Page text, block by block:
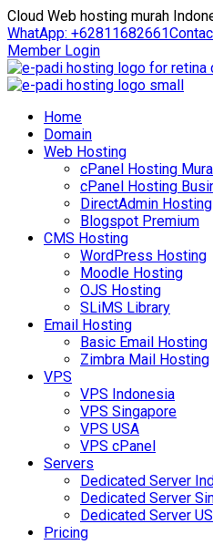
Cloud Web hosting murah
WhatApp: +62811682661
Member Login
Home
Domain
Web Hosting
cPanel Hosting
cPanel Hosting
DirectAdmin Hosting
Blogspot Premium
CMS Hosting
WordPress Hosting
Moodle Hosting
OJS Hosting
SLiMS Library
Email Hosting
Basic Email Hosting
Zimbra Mail Hosting
VPS
VPS Indonesia
VPS Singapore
VPS USA
VPS cPanel
Servers
Dedicated Server
Dedicated Server
Dedicated Server
Pricing